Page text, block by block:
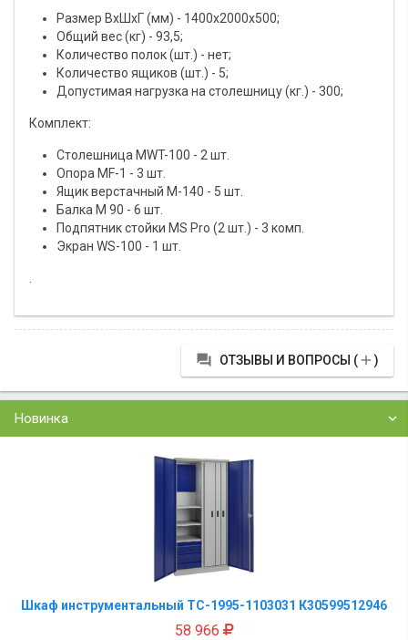
Размер ВхШхГ (мм) - 1400х2000х500;
Общий вес (кг) - 93,5;
Количество полок (шт.) - нет;
Количество ящиков (шт.) - 5;
Допустимая нагрузка на столешницу (кг.) - 300;
Комплект:
Столешница МWT-100 - 2 шт.
Опора МF-1 - 3 шт.
Ящик верстачный М-140 - 5 шт.
Балка M 90 - 6 шт.
Подпятник стойки MS Pro (2 шт.) - 3 комп.
Экран WS-100 - 1 шт.
 ОТЗЫВЫ И ВОПРОСЫ ()
Новинка
Шкаф инструментальный TC-1995-1103031 К30599512946
58 966